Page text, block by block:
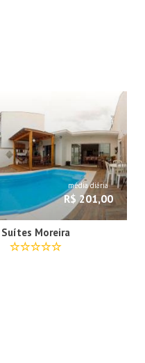
média diária
R$ 201,00
Suítes Moreira